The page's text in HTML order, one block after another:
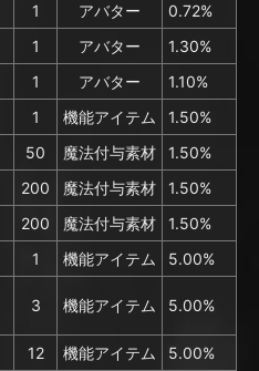
1 アバター
0.72%
1 アバター
1.30%
1 アバター
1.10%
1 機能アイテム
1.50%
50 魔法付与素材
1.50%
200 魔法付与素材
1.50%
200 魔法付与素材
1.50%
1 機能アイテム
5.00%
3 機能アイテム 5.00%
12 機能アイテム
5.00%